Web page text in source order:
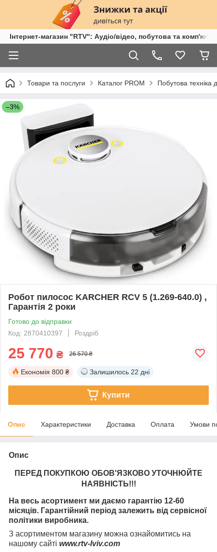
Інтернет-магазин "RTV": Аудіо/відео, побутова та
Товари та послуги Каталог PROM Побутова техніка
–3%
Робот пилосос KARCHER RCV 5 (1.269-640.0) ,
Гарантія 2 роки
Готово до відправки
Код: 2870410397
Роздріб
25 770 ₴ 26 570 ₴
Економія 800 ₴ Залишилось 22 дні
Купити
Опис Характеристики Доставка Оплата Умови
Опис
ПЕРЕД ПОКУПКОЮ ОБОВ'ЯЗКОВО УТОЧНЮЙТЕ
НАЯВНІСТЬ!!!
На весь асортимент ми даємо гарантію 12-60
місяців. Гарантійний період залежить від сервісної
політики виробника.
З асортиментом магазину можна ознайомитись на
нашому сайті www.rtv-lviv.com